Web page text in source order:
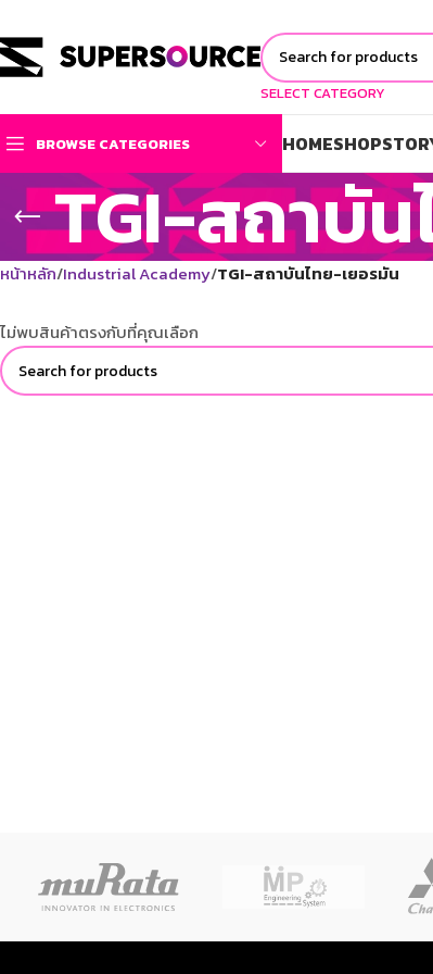
SELECT CATEGORY
BROWSE CATEGORIES HOMESHOP
TGI-สถาบั
หน้าหลัก Industrial Academy TGI-สถาบันไทย-เยอรมัน
ไม่พบสินค้าตรงกับที่คุณเลือก